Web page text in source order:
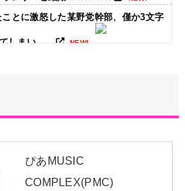
とに激怒した某野党幹部、僅か3文字
しまい…… NEW!
式発表か NEW!
産盤「METAL FORTH (DELUXE
ぴあMUSIC
COMPLEX(PMC)